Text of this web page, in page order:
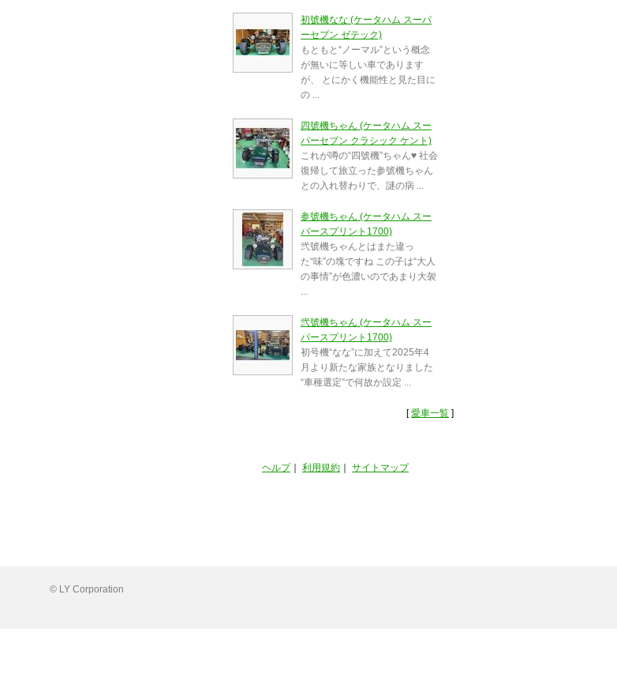
初號機なな (ケータハム スーパ
ーセブン ゼテック)
もともと“ノーマル”という概念
が無いに等しい車であります
が、 とにかく機能性と見た目に
の ...
四號機ちゃん (ケータハム スー
パーセブン クラシック ケント)
これが噂の“四號機”ちゃん♥️ 社会
復帰して旅立った参號機ちゃん
との入れ替わりで、謎の病 ...
参號機ちゃん (ケータハム スー
パースプリント1700)
弐號機ちゃんとはまた違っ
た“味”の塊ですね この子は“大人
の事情”が色濃いのであまり大袈
...
弐號機ちゃん (ケータハム スー
パースプリント1700)
初号機“なな”に加えて2025年4
月より新たな家族となりました
“車種選定”で何故か設定 ...
[愛車一覧 ]
ヘルプ｜ 利用規約 サイトマップ
© LY Corporation